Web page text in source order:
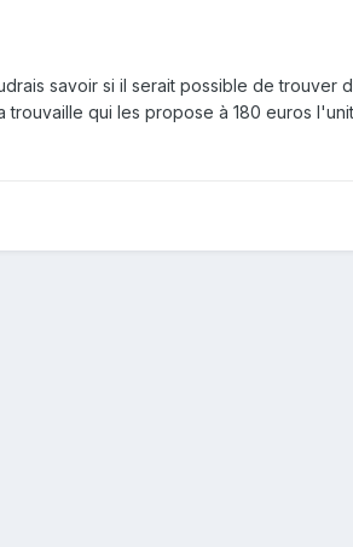
savoir si il serait possible de trouver
qui les propose à 180 euros